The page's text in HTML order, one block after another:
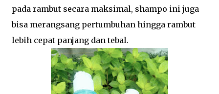
pada rambut secara maksimal, shampo ini juga
bisa merangsang pertumbuhan hingga rambut
lebih cepat panjang dan tebal.